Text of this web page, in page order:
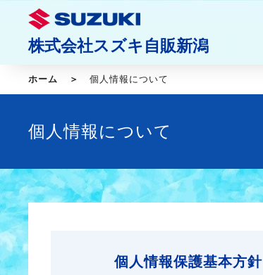
株式会社スズキ自販新潟
ホーム 個人情報について
個人情報について
個人情報保護基本方針